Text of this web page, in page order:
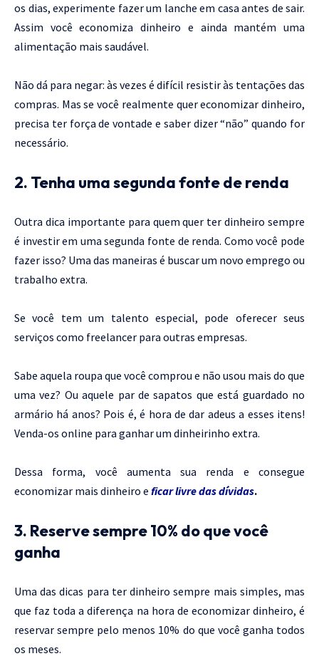
os dias, experimente fazer um lanche em casa antes de sair.
Assim você economiza dinheiro e ainda mantém uma
alimentação mais saudável.
Não dá para negar: às vezes é difícil resistir às tentações das
compras. Mas se você realmente quer economizar dinheiro,
precisa ter força de vontade e saber dizer “não” quando for
necessário.
2. Tenha uma segunda fonte de renda
Outra dica importante para quem quer ter dinheiro sempre
é investir em uma segunda fonte de renda. Como você pode
fazer isso? Uma das maneiras é buscar um novo emprego ou
trabalho extra.
Se você tem um talento especial, pode oferecer seus
serviços como freelancer para outras empresas.
Sabe aquela roupa que você comprou e não usou mais do que
uma vez? Ou aquele par de sapatos que está guardado no
armário há anos? Pois é, é hora de dar adeus a esses itens!
Venda-os online para ganhar um dinheirinho extra.
Dessa forma, você aumenta sua renda e consegue
economizar mais dinheiro e ficar livre das dívidas.
3. Reserve sempre 10% do que você
ganha
Uma das dicas para ter dinheiro sempre mais simples, mas
que faz toda a diferença na hora de economizar dinheiro, é
reservar sempre pelo menos 10% do que você ganha todos
os meses.